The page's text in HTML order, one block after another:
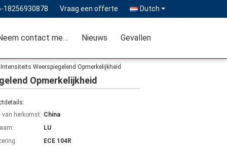
18256930878 Vraag een offerte Dutch
Neem contact met ons op Nieuws Gevallen
Weerspiegelend Opmerkelijkheid
Opmerkelijkheid
van herkomst: China
LU
ECE 104R